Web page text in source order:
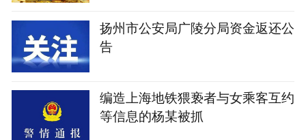
扬州市公安局广陵分局资金返还公
告
编造上海地铁猥亵者与女乘客互约
等信息的杨某被抓